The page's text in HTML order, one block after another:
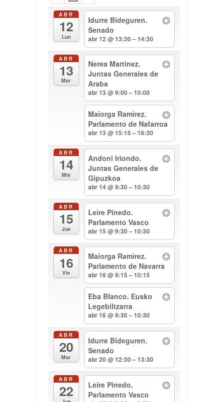
ABR
12
Lun
Idurre Bideguren.
Senado
abr 12 @ 13:30 – 14:30
ABR
13
Mar
Nerea Martínez.
Juntas Generales de
Araba
abr 13 @ 9:00 – 10:00
Maiorga Ramirez.
Parlamento de Nafarroa
abr 13 @ 15:15 – 16:30
ABR
14
Mie
Andoni Iriondo.
Juntas Generales de
Gipuzkoa
abr 14 @ 9:30 – 10:30
ABR
15
Jue
Leire Pinedo.
Parlamento Vasco
abr 15 @ 9:30 – 10:30
ABR
16
Vie
Maiorga Ramirez.
Parlamento de Navarra
abr 16 @ 9:15 – 10:15
Eba Blanco. Eusko
Legebiltzarra
abr 16 @ 9:30 – 10:30
ABR
20
Mar
Idurre Bideguren.
Senado
abr 20 @ 12:30 – 13:30
ABR
22
Leire Pinedo.
Parlamento Vasco